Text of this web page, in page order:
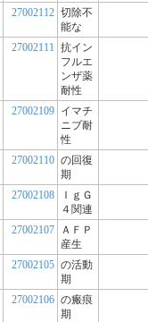
27002112 切除不
能な
27002111 抗イン
フルエ
ンザ薬
耐性
27002109 イマチ
ニブ耐
性
27002110 の回復
期
27002108
ＩｇＧ
４関連
27002107
ＡＦＰ
産生
27002105 の活動
期
27002106 の瘢痕
期